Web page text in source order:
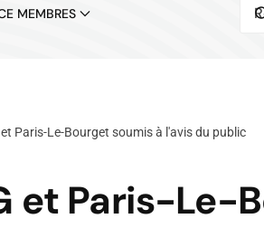
MEMBRES
Paris-Le-Bourget soumis à l'avis du public
et Paris-Le-